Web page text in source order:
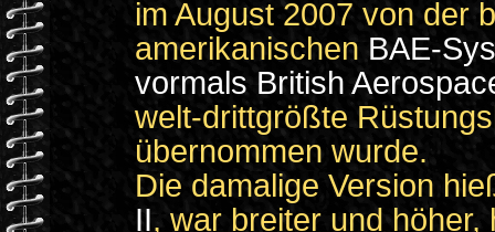
im August 2007 von der
amerikanischen BAE-
vormals British
welt-drittgrößte
übernommen wurde.
Die damalige Version
II, war breiter und höher,